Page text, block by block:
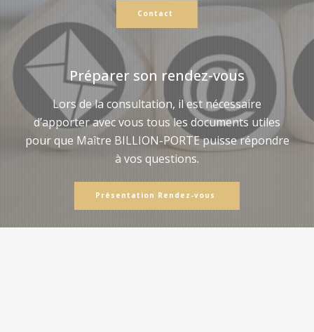
Contact
Préparer son rendez-vous
Lors de la consultation, il est nécessaire
d’apporter avec vous tous les documents utiles
pour que Maître BILLION-PORTE puisse répondre
à vos questions.
Présentation Rendez-vous